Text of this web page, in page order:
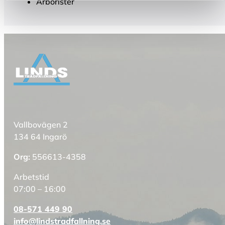
Vallbovägen 2
134 64 Ingarö
Org: 556613-4358
Arbetstid
07:00 – 16:00
08-571 449 90
info@lindstradfallning.se